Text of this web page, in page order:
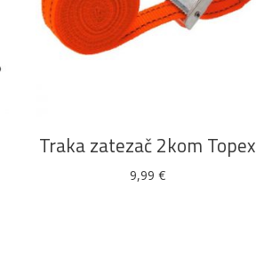
Traka zatezač 2kom Topex
9,99 €